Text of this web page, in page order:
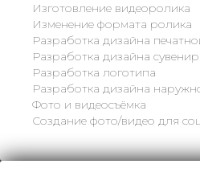
Изготовление видеоролика
Изменение формата ролика
Разработка дизайна
Разработка дизайна
Разработка логотипа
Разработка дизайна
Фото и видеосъёмка
Создание фото/видео для